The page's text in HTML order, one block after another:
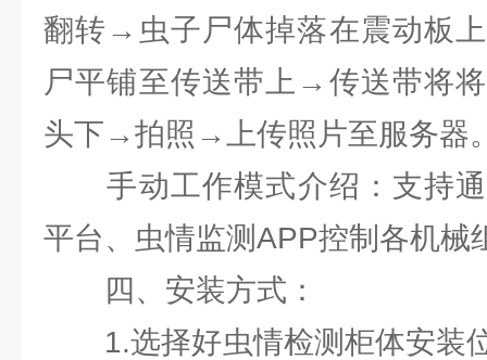
翻转→虫子尸体掉落在震动板
尸平铺至传送带上→传送带将
头下→拍照→上传照片至服务器
手动工作模式介绍：支持通
平台、虫情监测APP控制各机械
四、安装方式：
1.选择好虫情检测柜体安装